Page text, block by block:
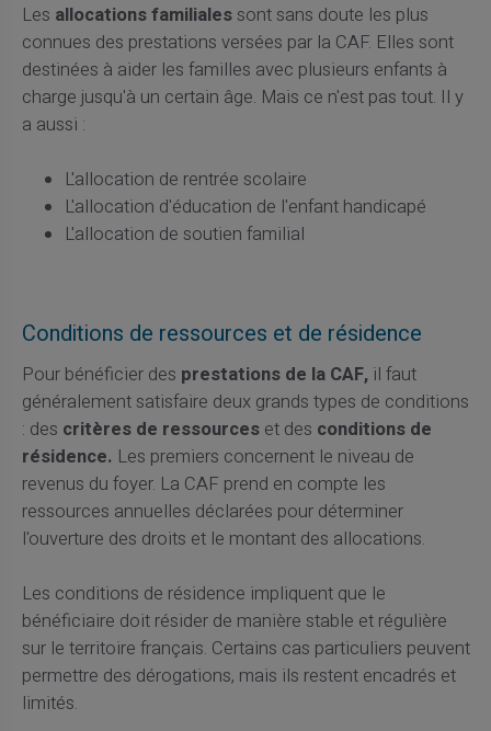
Les allocations familialessont sans doute les plus
connues des prestations versées par la CAF. Elles sont
destinées à aider les familles avec plusieurs enfants à
charge jusqu'à un certain âge. Mais ce n'est pas tout. Il y
a aussi :
L'allocation de rentrée scolaire
L'allocation d'éducation de l'enfant handicapé
L'allocation de soutien familial
Conditions de ressources et de résidence
Pour bénéficier des prestations de la CAF,il faut
généralement satisfaire deux grands types de conditions
: des critères de ressourceset des conditions de
résidence. Les premiers concernent le niveau de
revenus du foyer. La CAF prend en compte les
ressources annuelles déclarées pour déterminer
l'ouverture des droits et le montant des allocations.
Les conditions de résidence impliquent que le
bénéficiaire doit résider de manière stable et régulière
sur le territoire français. Certains cas particuliers peuvent
permettre des dérogations, mais ils restent encadrés et
limités.